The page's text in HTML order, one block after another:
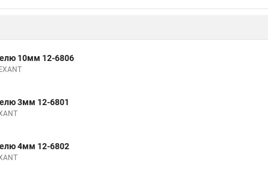
10мм 12-6806
3мм 12-6801
4мм 12-6802